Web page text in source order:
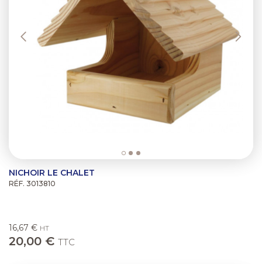
NICHOIR LE CHALET
RÉF. 3013810
16,67 € HT
20,00 € TTC